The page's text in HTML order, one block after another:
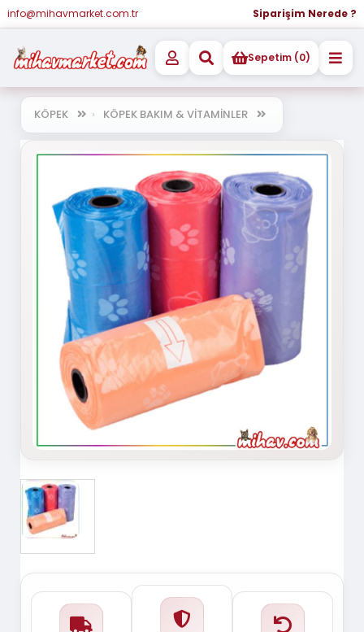
info@mihavmarket.com.tr Siparişim Nerede ?
Sepetim (0)
KÖPEK KÖPEK BAKIM & VİTAMİNLER